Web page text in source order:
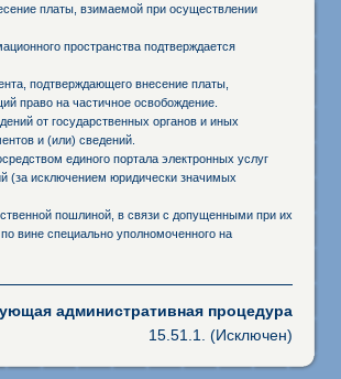
платы, взимаемой при осуществлении
пространства подтверждается
подтверждающего внесение платы,
право на частичное освобождение.
от государственных органов и иных
и (или) сведений.
единого портала электронных услуг
(за исключением юридически значимых
пошлиной, в связи с допущенными при их
вине специально уполномоченного на
административная процедура
15.51.1. (Исключен)